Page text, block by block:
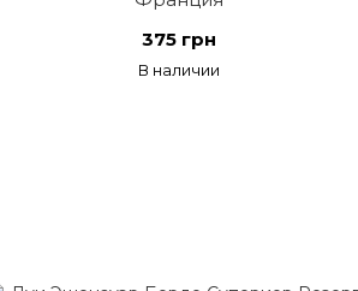
375 грн
В наличии